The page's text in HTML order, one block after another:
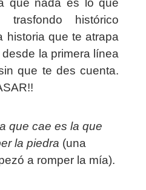
que nada es lo que
histórico
historia que te atrapa
la primera línea
que te des cuenta.
que cae es la que
la piedra (una
a romper la mía).